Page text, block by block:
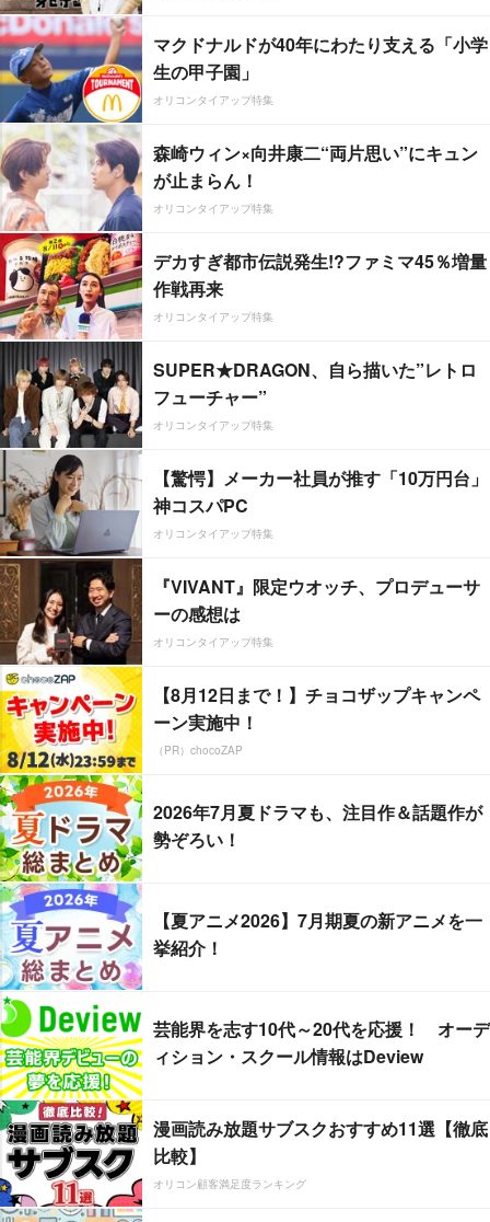
マクドナルドが40年にわたり支える「小学
生の甲子園」
オリコンタイアップ特集
森崎ウィン×向井康二“両片思い”にキュン
が止まらん！
オリコンタイアップ特集
デカすぎ都市伝説発生!?ファミマ45％増量
作戦再来
オリコンタイアップ特集
SUPER★DRAGON、自ら描いた”レトロ
フューチャー”
オリコンタイアップ特集
【驚愕】メーカー社員が推す「10万円台」
神コスパPC
オリコンタイアップ特集
『VIVANT』限定ウオッチ、プロデューサ
ーの感想は
オリコンタイアップ特集
【8月12日まで！】チョコザップキャンペ
ーン実施中！
（PR）chocoZAP
2026年7月夏ドラマも、注目作＆話題作が
勢ぞろい！
【夏アニメ2026】7月期夏の新アニメを一
挙紹介！
芸能界を志す10代～20代を応援！ オーデ
ィション・スクール情報はDeview
漫画読み放題サブスクおすすめ11選【徹底
比較】
オリコン顧客満足度ランキング